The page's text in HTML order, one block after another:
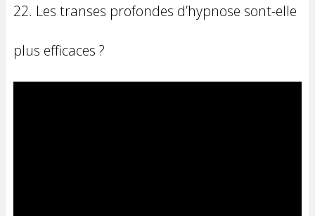
22. Les transes profondes d’hypnose sont-elle
plus efficaces ?